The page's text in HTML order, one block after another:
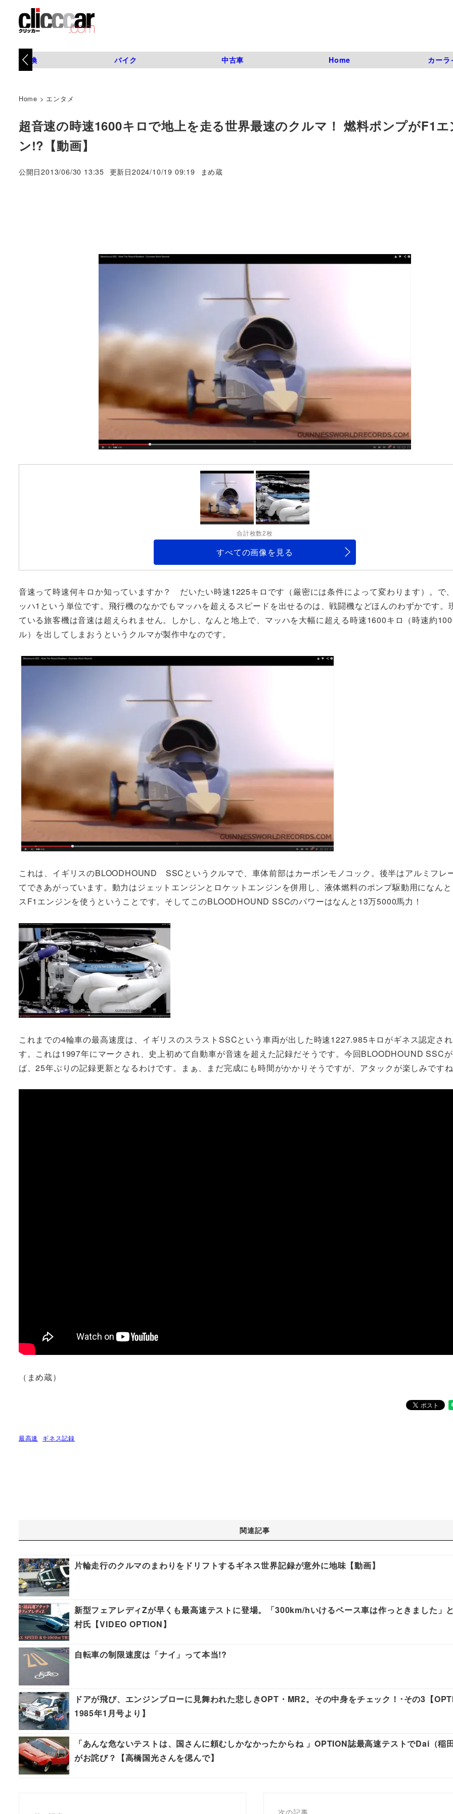
タイヤ交換 バイク 中古車 Home カーラ
Home > エンタメ
超音速の時速1600キロで地上を走る世界最速のクルマ！ 燃料ポンプがF1エ
ン!?【動画】
公開日2013/06/30 13:35 更新日2024/10/19 09:19
著
まめ蔵
合計枚数2枚
すべての画像を見る
音速って時速何キロか知っていますか？ だいたい時速1225キロです（厳密には条件によって変わります）。で
ッハ1という単位です。飛行機のなかでもマッハを超えるスピードを出せるのは、戦闘機などほんのわずかです。
ている旅客機は音速は超えられません。しかし、なんと地上で、マッハを大幅に超える時速1600キロ（時速約
ル）を出してしまおうというクルマが製作中なのです。
これは、イギリスのBLOODHOUND SSCというクルマで、車体前部はカーボンモノコック。後半はアルミフレ
てできあがっています。動力はジェットエンジンとロケットエンジンを併用し、液体燃料のポンプ駆動用になん
スF1エンジンを使うということです。そしてこのBLOODHOUND SSCのパワーはなんと13万5000馬力！
これまでの4輪車の最高速度は、イギリスのスラストSSCという車両が出した時速1227.985キロがギネス認定され
す。これは1997年にマークされ、史上初めて自動車が音速を超えた記録だそうです。今回BLOODHOUND SSC
ば、25年ぶりの記録更新となるわけです。まぁ、まだ完成にも時間がかかりそうですが、アタックが楽しみですね
（まめ蔵）
最高速 ギネス記録
関連記事
片輪走行のクルマのまわりをドリフトするギネス世界記録が意外に地味【動画】
新型フェアレディZが早くも最高速テストに登場。「300km/hいけるベース車は作っときました」
村氏【VIDEO OPTION】
自転車の制限速度は「ナイ」って本当!?
ドアが飛び、エンジンブローに見舞われた悲しきOPT・MR2。その中身をチェック！･その3【
1985年1月号より】
「あんな危ないテストは、国さんに頼むしかなかったからね 」OPTION誌最高速テストでDai（稲
がお詫び？【高橋国光さんを偲んで】